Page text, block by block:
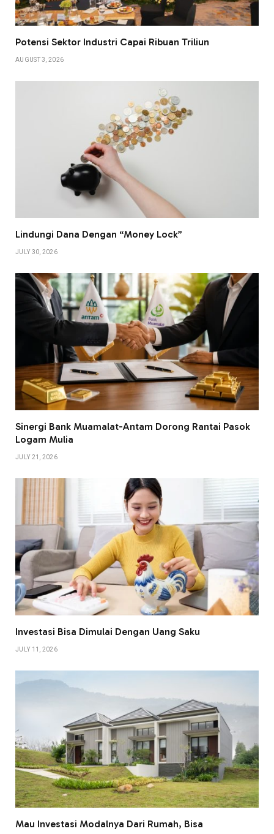
Potensi Sektor Industri Capai Ribuan Triliun
AUGUST 3, 2026
Lindungi Dana Dengan “Money Lock”
JULY 30, 2026
Sinergi Bank Muamalat-Antam Dorong Rantai Pasok
Logam Mulia
JULY 21, 2026
Investasi Bisa Dimulai Dengan Uang Saku
JULY 11, 2026
Mau Investasi Modalnya Dari Rumah, Bisa